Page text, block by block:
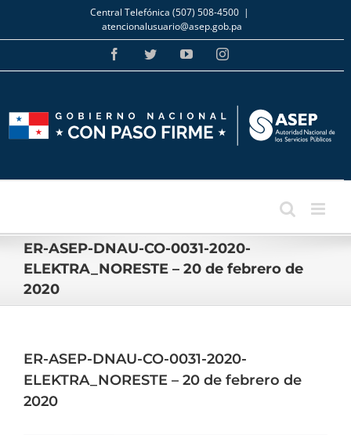
Skip
to
content
Central Telefónica (507) 508-4500 |
atencionalusuario@asep.gob.pa
FacebookTwitterYouTubeInstagram
ER-ASEP-DNAU-CO-0031-2020-
ELEKTRA_NORESTE – 20 de febrero de
2020
ER-ASEP-DNAU-CO-0031-2020-
ELEKTRA_NORESTE – 20 de febrero de
2020